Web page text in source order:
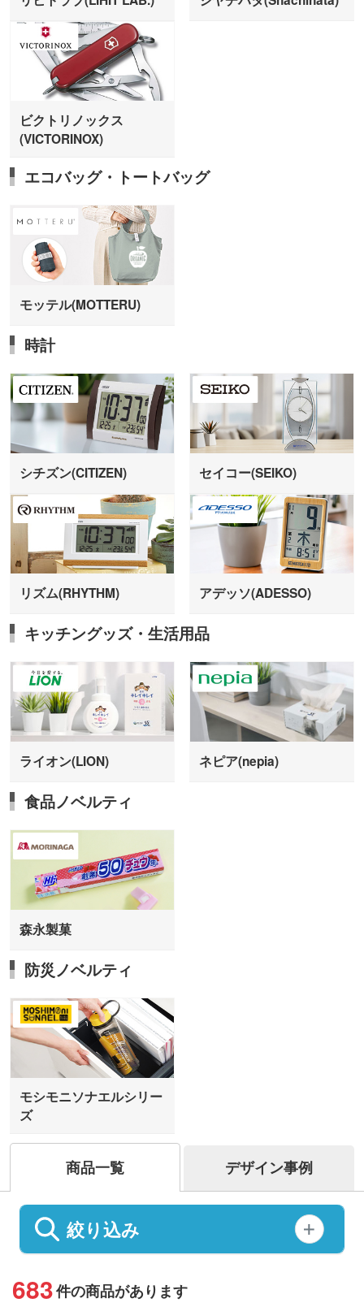
ビクトリノックス
(VICTORINOX)
エコバッグ・トートバッグ
モッテル(MOTTERU)
時計
シチズン(CITIZEN) セイコー(SEIKO)
リズム(RHYTHM) アデッソ(ADESSO)
キッチングッズ・生活用品
ライオン(LION) ネピア(nepia)
食品ノベルティ
森永製菓
防災ノベルティ
モシモニソナエルシリー
ズ
商品一覧 デザイン事例
絞り込み
683件の商品があります